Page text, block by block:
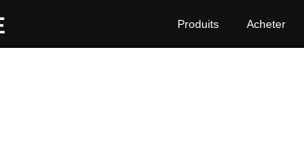
Produits Acheter